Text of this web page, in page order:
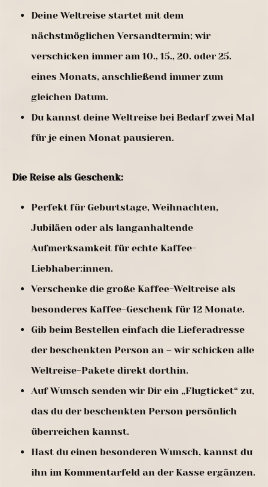
Deine Weltreise startet mit dem
nächstmöglichen Versandtermin; wir
verschicken immer am 10., 15., 20. oder 25.
eines Monats, anschließend immer zum
gleichen Datum.
Du kannst deine Weltreise bei Bedarf zwei Mal
für je einen Monat pausieren.
Die Reise als Geschenk:
Perfekt für Geburtstage, Weihnachten,
Jubiläen oder als langanhaltende
Aufmerksamkeit für echte Kaffee-
Liebhaber:innen.
Verschenke die große Kaffee-Weltreise als
besonderes Kaffee-Geschenk für 12 Monate.
Gib beim Bestellen einfach die Lieferadresse
der beschenkten Person an – wir schicken alle
Weltreise-Pakete direkt dorthin.
Auf Wunsch senden wir Dir ein „Flugticket“ zu,
das du der beschenkten Person persönlich
überreichen kannst.
Hast du einen besonderen Wunsch, kannst du
ihn im Kommentarfeld an der Kasse ergänzen.